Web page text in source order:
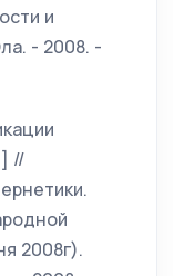
и
- 2008. -
//
2008г).